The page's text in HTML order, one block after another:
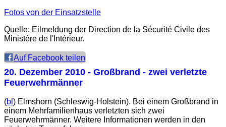
Fotos von der Einsatzstelle
Quelle: Eilmeldung der Direction de la Sécurité Civile des
Ministère de l'Intérieur.
Auf Facebook teilen
20. Dezember 2010 - Großbrand - zwei verletzte
Feuerwehrmänner
(bl ) Elmshorn (Schleswig-Holstein). Bei einem Großbrand in
einem Mehrfamilienhaus verletzten sich zwei
Feuerwehrmänner. Weitere Informationen werden in den